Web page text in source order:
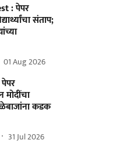
: पेपर
संताप;
01 Aug 2026
मोदींचा
कडक
31 Jul 2026